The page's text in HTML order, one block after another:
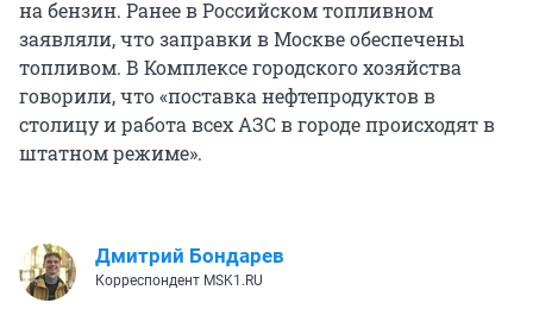
на бензин. Ранее в Российском топливном
заявляли, что заправки в Москве обеспечены
топливом. В Комплексе городского хозяйства
говорили, что «поставка нефтепродуктов в
столицу и работа всех АЗС в городе происходят в
штатном режиме».
Дмитрий Бондарев
Корреспондент MSK1.RU